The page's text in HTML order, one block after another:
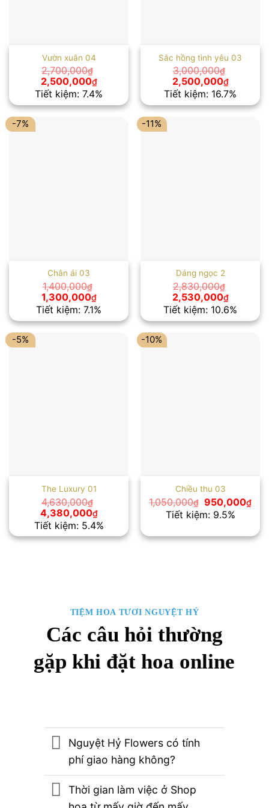
Vườn xuân 04
2,700,000₫
Giá
gốc
là:
2,700,000₫.
2,500,000₫Giá
hiện
tại
là:
2,500,000₫.
Tiết kiệm: 7.4%
Sắc hồng tình yêu 03
3,000,000₫
Giá
gốc
là:
3,000,000₫.
2,500,000₫Giá
hiện
tại
là:
Tiết kiệm: 16.7%
-7%
Chân ái 03
1,400,000₫
Giá
gốc
là:
1,400,000₫.
1,300,000₫Giá
hiện
tại
là:
1,300,000₫.
Tiết kiệm: 7.1%
-11%
Dáng ngọc 2
2,830,000₫
Giá
gốc
là:
2,830,000₫.
2,530,000₫Giá
hiện
tại
là:
Tiết kiệm: 10.6%
-5%
The Luxury 01
4,630,000₫
Giá
gốc
là:
4,630,000₫.
4,380,000₫Giá
hiện
tại
là:
Tiết kiệm: 5.4%
-10%
Chiều thu 03
1,050,000₫ Giá
gốc
là:
950,000₫Giá
là:
Tiết kiệm: 9.5%
TIỆM HOA TƯƠI NGUYỆT HỶ
Các câu hỏi thường
gặp khi đặt hoa online
Nguyệt Hỷ Flowers có tính
phí giao hàng không?
Thời gian làm việc ở Shop